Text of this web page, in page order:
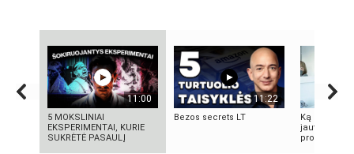
11:00
5 MOKSLINIAI
EKSPERIMENTAI, KURIE
SUKRĖTĖ PASAULĮ
11:22
Bezos secrets LT
Ką reikia
jautrią odą?
produktai,